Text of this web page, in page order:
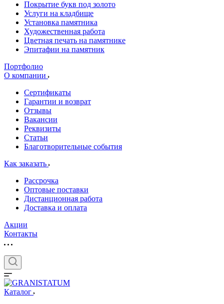
Покрытие букв под золото
Услуги на кладбище
Установка памятника
Художественная работа
Цветная печать на памятнике
Эпитафии на памятник
Портфолио
О компании
Сертификаты
Гарантии и возврат
Отзывы
Вакансии
Реквизиты
Статьи
Благотворительные события
Как заказать
Рассрочка
Оптовые поставки
Дистанционная работа
Доставка и оплата
Акции
Контакты
Каталог